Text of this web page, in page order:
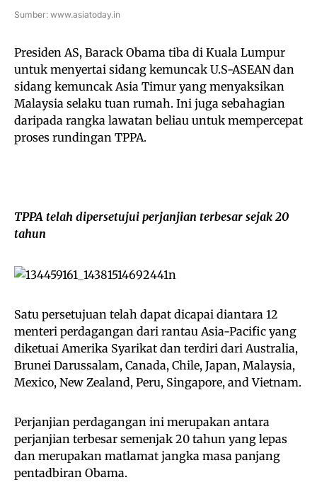
Sumber: www.asiatoday.in
Presiden AS, Barack Obama tiba di Kuala Lumpur
untuk menyertai sidang kemuncak U.S-ASEAN dan
sidang kemuncak Asia Timur yang menyaksikan
Malaysia selaku tuan rumah. Ini juga sebahagian
daripada rangka lawatan beliau untuk mempercepat
proses rundingan TPPA.
TPPA telah dipersetujui perjanjian terbesar sejak 20
tahun
Satu persetujuan telah dapat dicapai diantara 12
menteri perdagangan dari rantau Asia-Pacific yang
diketuai Amerika Syarikat dan terdiri dari Australia,
Brunei Darussalam, Canada, Chile, Japan, Malaysia,
Mexico, New Zealand, Peru, Singapore, and Vietnam.
Perjanjian perdagangan ini merupakan antara
perjanjian terbesar semenjak 20 tahun yang lepas
dan merupakan matlamat jangka masa panjang
pentadbiran Obama.